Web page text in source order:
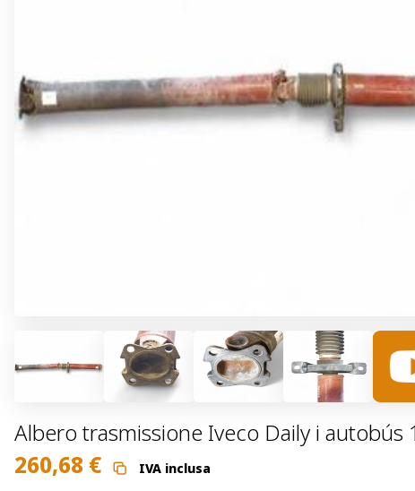
Albero trasmissione Iveco Daily i autobús
260,68 € IVA inclusa